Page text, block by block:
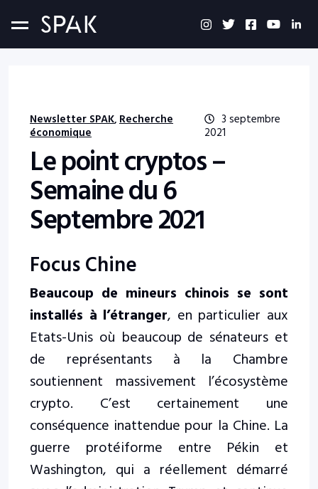
Newsletter SPAK,Recherche
économique
3 septembre
2021
Le point cryptos –
Semaine du 6
Septembre 2021
Focus Chine
Beaucoup de mineurs chinois se sont
installés à l’étranger, en particulier aux
Etats-Unis où beaucoup de sénateurs et
de représentants à la Chambre
soutiennent massivement l’écosystème
crypto. C’est certainement une
conséquence inattendue pour la Chine. La
guerre protéiforme entre Pékin et
Washington, qui a réellement démarré